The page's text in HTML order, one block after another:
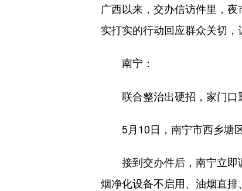
广西以来，交办信访件里，
实打实的行动回应群众关切，
南宁：
联合整治出硬招，家门口
5月10日，南宁市西乡塘区
接到交办件后，南宁立即
烟净化设备不启用、油烟直排